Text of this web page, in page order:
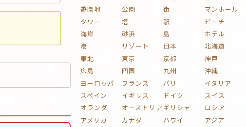
遊園地
公園 街
マンホール
タワー
塔 駅
ビーチ
海岸
砂浜 島
ホテル
港
リゾート 日本
北海道
東北
東京 京都
神戸
広島
四国 九州
沖縄
ヨーロッパ
フランス パリ
イタリア
スペイン
イギリス ドイツ
スイス
オランダ
オーストリア ギリシャ
ロシア
アメリカ
カナダ ハワイ
アジア